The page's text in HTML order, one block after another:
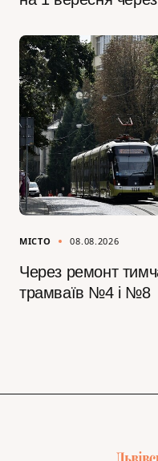
МІСТО 08.08.2026
Через ремонт
трамваїв №4 і №8